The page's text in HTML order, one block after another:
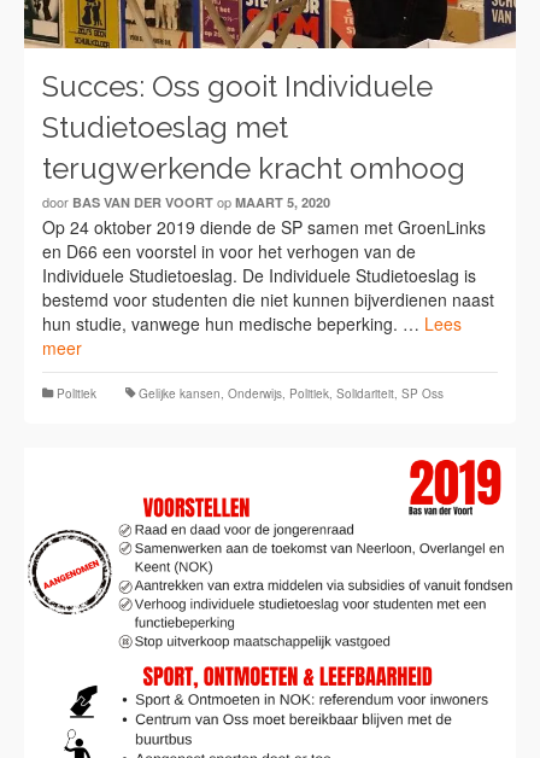
Succes: Oss gooit Individuele
Studietoeslag met
terugwerkende kracht omhoog
door BAS VAN DER VOORT op MAART 5, 2020
Op 24 oktober 2019 diende de SP samen met GroenLinks
en D66 een voorstel in voor het verhogen van de
Individuele Studietoeslag. De Individuele Studietoeslag is
bestemd voor studenten die niet kunnen bijverdienen naast
hun studie, vanwege hun medische beperking. … Lees
meer
Politiek Gelijke kansen Onderwijs Politiek Solidariteit SP Oss